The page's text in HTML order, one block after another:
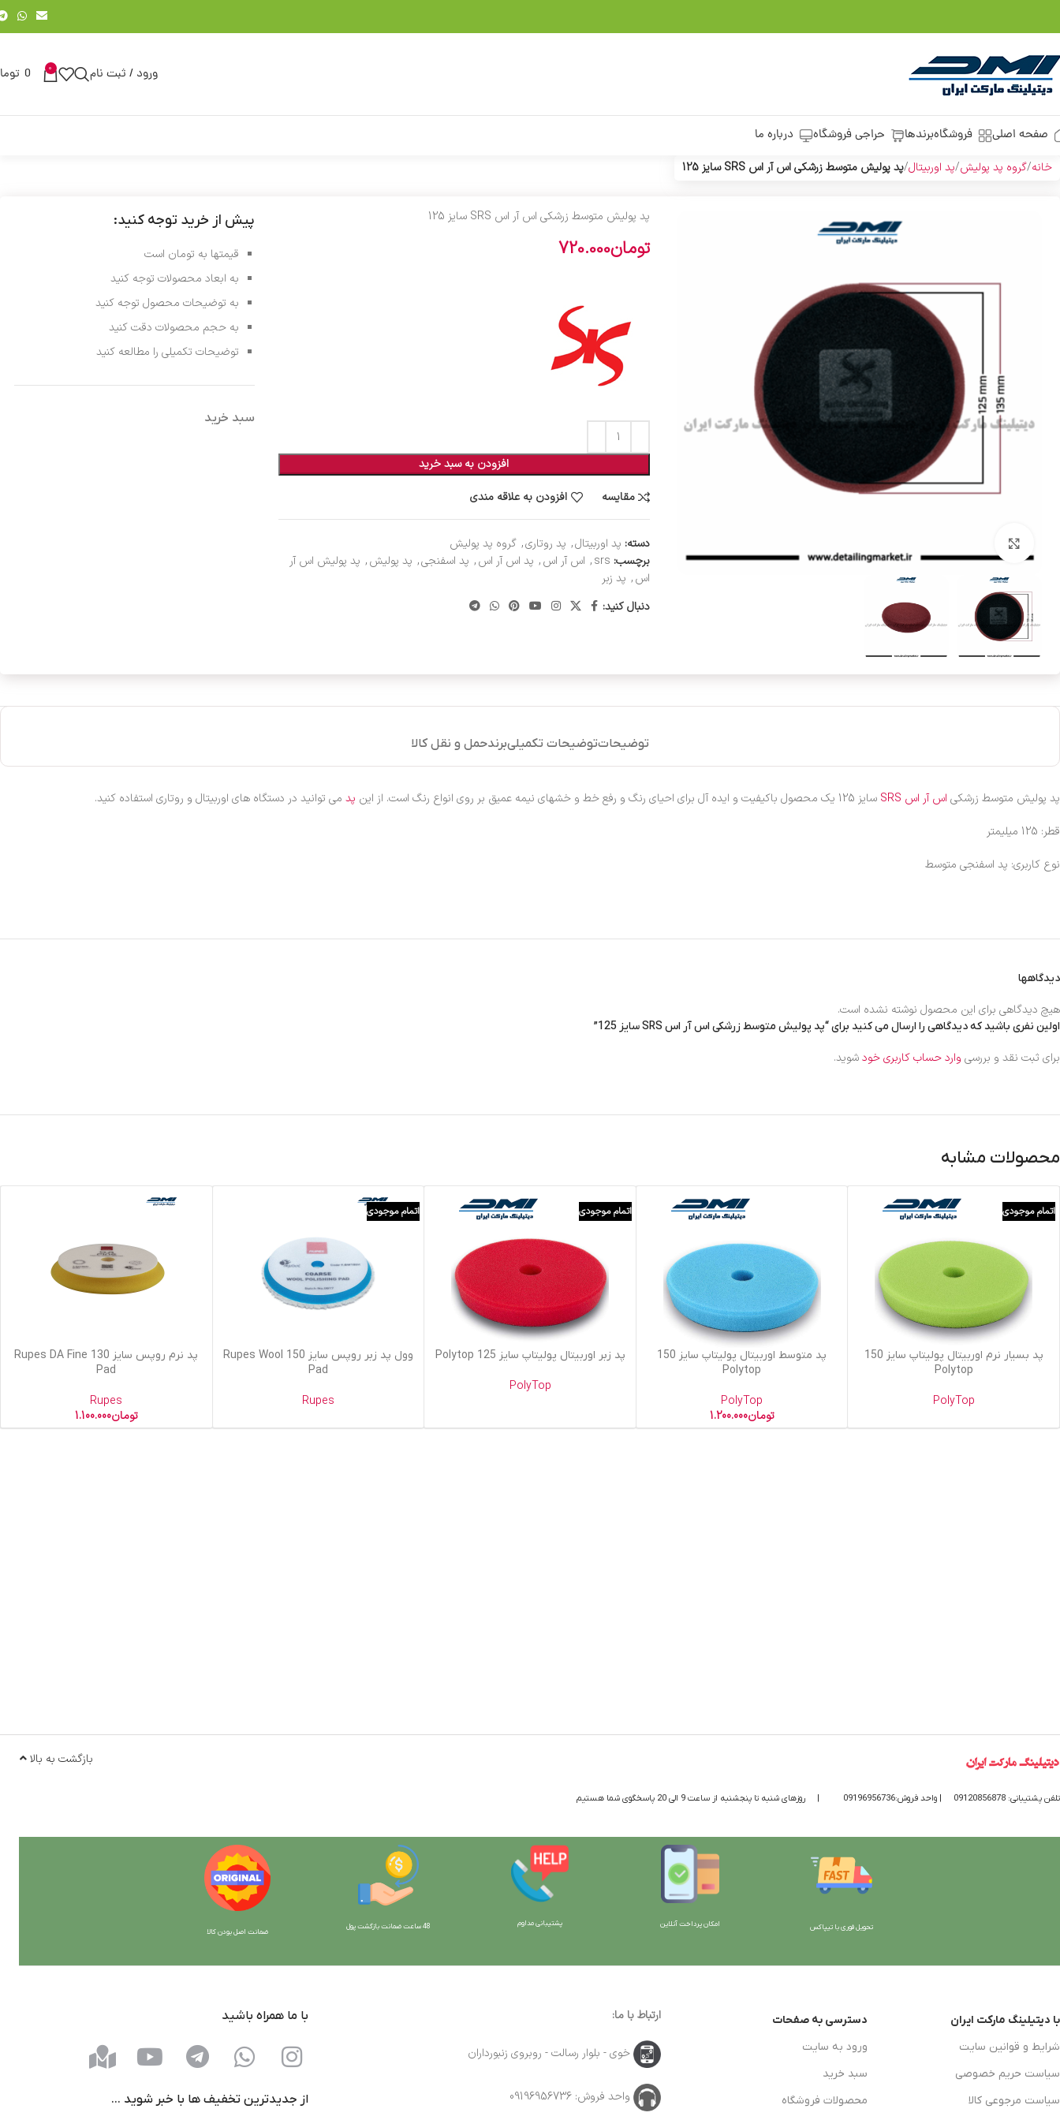
ورود / ثبت نام 0
0
صفحه اصلی فروشگاهبرندها حراجی فروشگاه درباره ما
خانه گروه پد پولیش پد اوربیتال پد پولیش متوسط زرشکی اس آر اس SRS سایز 125
پد پولیش متوسط زرشکی اس آر اس SRS سایز 125
تومان720.000
افزودن به سبد خرید
مقایسه
افزودن به علاقه مندی
دسته: پد اوربیتال, پد روتاری, گروه پد پولیش
برچسب: srs
, اس آر اس, پد اس آر اس, پد اسفنجی, پد پولیش, پد پولیش اس آر
اس, پد زبر
دنبال کنید:
پیش از خرید توجه کنید:
قیمتها به تومان است
به ابعاد محصولات توجه کنید
به توضیحات محصول توجه کنید
به حجم محصولات دقت کنید
توضیحات تکمیلی را مطالعه کنید
سبد خرید
توضیحاتتوضیحات تکمیلیبرندحمل و نقل کالا
پد پولیش متوسط زرشکی اس آر اس SRS سایز 125 یک محصول باکیفیت و ایده آل برای احیای رنگ و رفع خط و خشهای نیمه عمیق بر روی انواع رنگ است. از این پد می توانید در دستگاه های اوربیتال و روتاری استفاده کنید.
قطر: 125 میلیمتر
نوع کاربری: پد اسفنجی متوسط
دیدگاهها
هیچ دیدگاهی برای این محصول نوشته نشده است.
اولین نفری باشید که دیدگاهی را ارسال می کنید برای “پد پولیش متوسط زرشکی اس آر اس SRS سایز 125”
برای ثبت نقد و بررسی وارد حساب کاربری خودشوید.
محصولات مشابه
اتمام موجودی
اطلاعات بیشتر
پد بسیار نرم اوربیتال پولیتاپ سایز 150
Polytop
PolyTop
افزودن به سبد خرید
پد متوسط اوربیتال پولیتاپ سایز 150
Polytop
PolyTop
تومان1.200.000
اتمام موجودی
اطلاعات بیشتر
پد زبر اوربیتال پولیتاپ سایز 125 Polytop
PolyTop
اتمام موجودی
اطلاعات بیشتر
وول پد زبر روپس سایز 150 Rupes Wool
Pad
Rupes
افزودن به سبد خرید
پد نرم روپس سایز 130 Rupes DA Fine
Pad
Rupes
تومان1.100.000
تلفن پشتیبانی: 09120856878 | واحد فروش:09196956736 روزهای شنبه تا پنجشنبه از ساعت 9 الی 20 پاسخگوی شما هستیم
بازگشت به بالا
تحویل فوری با تیپاکس امکان پرداخت آنلاین پشتیبانی مداوم 48 ساعت ضمانت بازگش ت پول
ضمانت اصل بودن کالا
با دیتیلینگ مارکت ایران
شرایط و قوانین سایت
سیاست حریم خصوصی
سیاست مرجوعی کالا
دسترسی به صفحات
ورود به سایت
سبد خرید
محصولات فروشگاه
ارتباط با ما:
خوی - بلوار رسالت - روبروی زنبورداران
واحد فروش: 09196956736
با ما همراه باشید
از جدیدترین تخفیف ها با خبر شوید …